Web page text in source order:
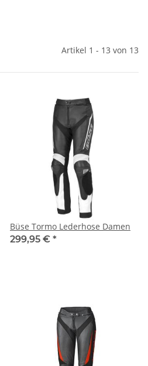
Artikel 1 - 13 von 13
Büse Tormo Lederhose Damen
299,95 € *